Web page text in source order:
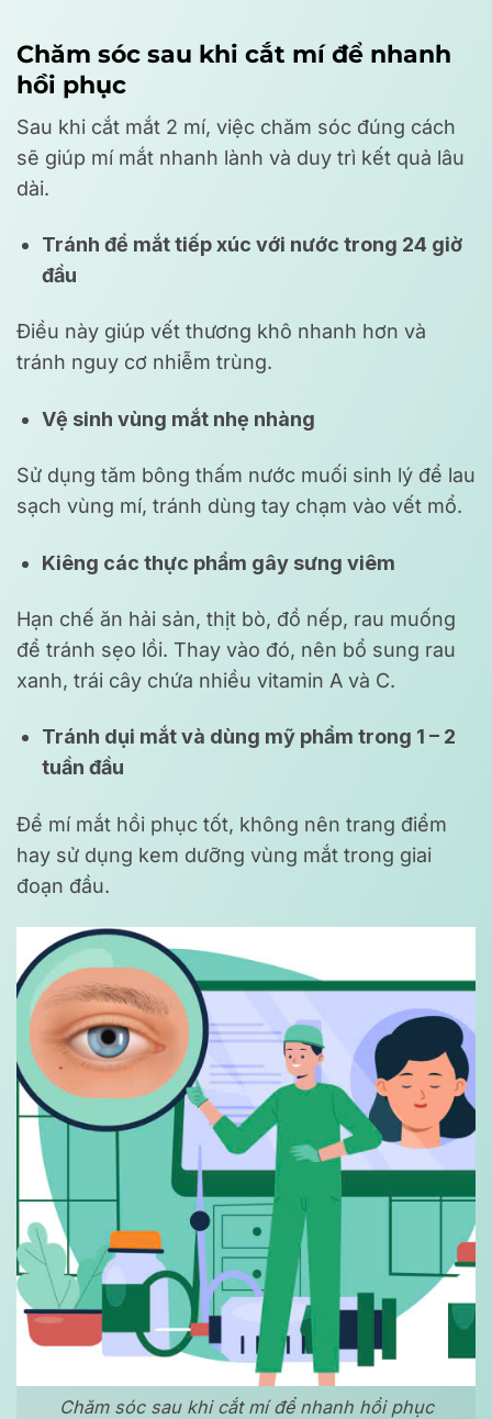
Chăm sóc sau khi cắt mí để nhanh
hồi phục
Sau khi cắt mắt 2 mí, việc chăm sóc đúng cách
sẽ giúp mí mắt nhanh lành và duy trì kết quả lâu
dài.
Tránh để mắt tiếp xúc với nước trong 24 giờ
đầu
Điều này giúp vết thương khô nhanh hơn và
tránh nguy cơ nhiễm trùng.
Vệ sinh vùng mắt nhẹ nhàng
Sử dụng tăm bông thấm nước muối sinh lý để lau
sạch vùng mí, tránh dùng tay chạm vào vết mổ.
Kiêng các thực phẩm gây sưng viêm
Hạn chế ăn hải sản, thịt bò, đồ nếp, rau muống
để tránh sẹo lồi. Thay vào đó, nên bổ sung rau
xanh, trái cây chứa nhiều vitamin A và C.
Tránh dụi mắt và dùng mỹ phẩm trong 1 – 2
tuần đầu
Để mí mắt hồi phục tốt, không nên trang điểm
hay sử dụng kem dưỡng vùng mắt trong giai
đoạn đầu.
Chăm sóc sau khi cắt mí để nhanh hồi phục